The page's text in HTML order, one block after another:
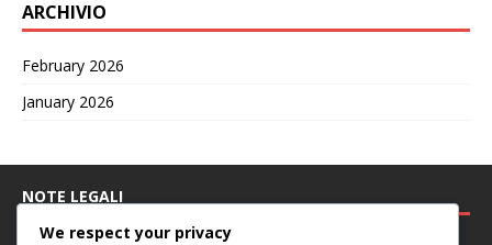
ARCHIVIO
February 2026
January 2026
NOTE LEGALI
We respect your privacy